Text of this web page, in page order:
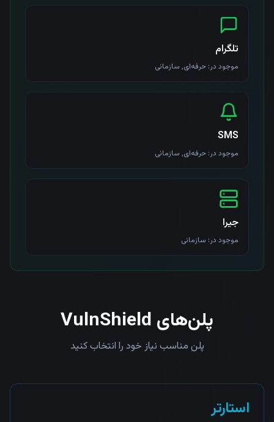
تلگرام
موجود در: حرفه‌ای, سازمانی
SMS
موجود در: حرفه‌ای, سازمانی
جیرا
موجود در: سازمانی
پلن‌های VulnShield
پلن مناسب نیاز خود را انتخاب کنید
استارتر